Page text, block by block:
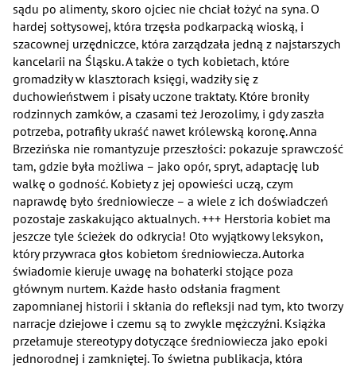
sądu po alimenty, skoro ojciec nie chciał łożyć na syna. O
hardej sołtysowej, która trzęsła podkarpacką wioską, i
szacownej urzędniczce, która zarządzała jedną z najstarszych
kancelarii na Śląsku. A także o tych kobietach, które
gromadziły w klasztorach księgi, wadziły się z
duchowieństwem i pisały uczone traktaty. Które broniły
rodzinnych zamków, a czasami też Jerozolimy, i gdy zaszła
potrzeba, potrafiły ukraść nawet królewską koronę. Anna
Brzezińska nie romantyzuje przeszłości: pokazuje sprawczość
tam, gdzie była możliwa – jako opór, spryt, adaptację lub
walkę o godność. Kobiety z jej opowieści uczą, czym
naprawdę było średniowiecze – a wiele z ich doświadczeń
pozostaje zaskakująco aktualnych. +++ Herstoria kobiet ma
jeszcze tyle ścieżek do odkrycia! Oto wyjątkowy leksykon,
który przywraca głos kobietom średniowiecza. Autorka
świadomie kieruje uwagę na bohaterki stojące poza
głównym nurtem. Każde hasło odsłania fragment
zapomnianej historii i skłania do refleksji nad tym, kto tworzy
narracje dziejowe i czemu są to zwykle mężczyźni. Książka
przełamuje stereotypy dotyczące średniowiecza jako epoki
jednorodnej i zamkniętej. To świetna publikacja, która